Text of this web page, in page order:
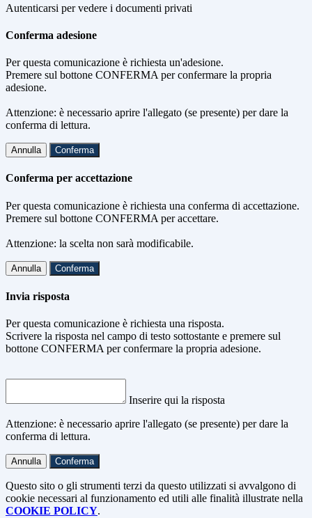
Autenticarsi per vedere i documenti privati
Conferma adesione
Per questa comunicazione è richiesta un'adesione.
Premere sul bottone CONFERMA per confermare la propria
adesione.
Attenzione: è necessario aprire l'allegato (se presente) per dare la
conferma di lettura.
Annulla Conferma
Conferma per accettazione
Per questa comunicazione è richiesta una conferma di accettazione.
Premere sul bottone CONFERMA per accettare.
Attenzione: la scelta non sarà modificabile.
Annulla Conferma
Invia risposta
Per questa comunicazione è richiesta una risposta.
Scrivere la risposta nel campo di testo sottostante e premere sul
bottone CONFERMA per confermare la propria adesione.
Inserire qui la risposta
Attenzione: è necessario aprire l'allegato (se presente) per dare la
conferma di lettura.
Annulla Conferma
Questo sito o gli strumenti terzi da questo utilizzati si avvalgono di
cookie necessari al funzionamento ed utili alle finalità illustrate nella
COOKIE POLICY.